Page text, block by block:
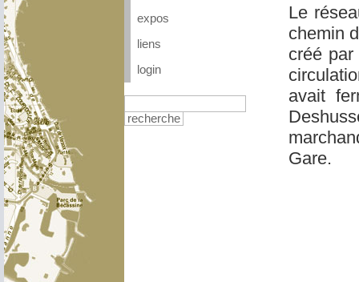
expos
liens
login
recherche
Le
chemin
créé par
avait
Gare.